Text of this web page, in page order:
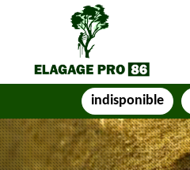
indisponible